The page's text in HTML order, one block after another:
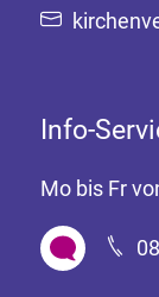
Info-
Mo bis Fr